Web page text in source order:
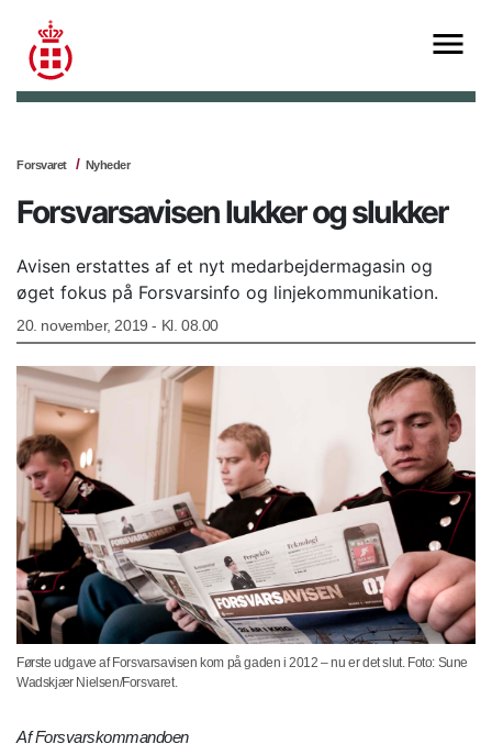
Forsvaret Nyheder
Forsvarsavisen lukker og slukker
Avisen erstattes af et nyt medarbejdermagasin og
øget fokus på Forsvarsinfo og linjekommunikation.
20. november, 2019 - Kl. 08.00
Første udgave af Forsvarsavisen kom på gaden i 2012 – nu er det slut. Foto: Sune
Wadskjær Nielsen/Forsvaret.
Af Forsvarskommandoen